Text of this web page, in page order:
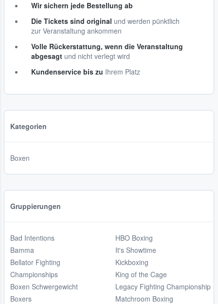
Wir sichern jede Bestellung ab
Die Tickets sind original und werden pünktlich
zur Veranstaltung ankommen
Volle Rückerstattung, wenn die Veranstaltung
abgesagt und nicht verlegt wird
Kundenservice bis zu Ihrem Platz
Kategorien
Boxen
Gruppierungen
Bad Intentions
Bamma
Bellator Fighting
Championships
Boxen Schwergewicht
Boxers
HBO Boxing
It's Showtime
Kickboxing
King of the Cage
Legacy Fighting Championship
Matchroom Boxing